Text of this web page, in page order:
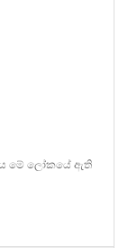
මේ ලෝකයේ ඇති